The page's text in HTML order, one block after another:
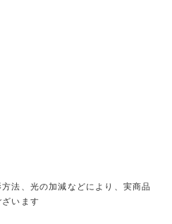
法、光の加減などにより、実商品
います